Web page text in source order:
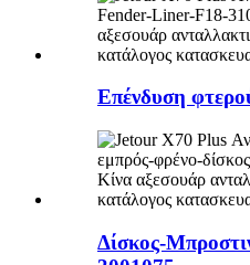
Επένδυση
Δίσκος-